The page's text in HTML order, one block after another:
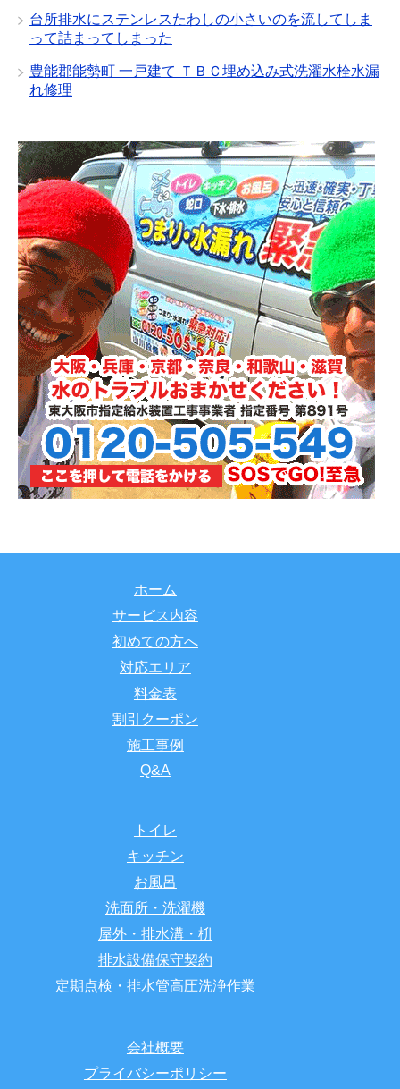
台所排水にステンレスたわしの小さいのを流してしま
って詰まってしまった
豊能郡能勢町 一戸建て ＴＢＣ埋め込み式洗濯水栓水漏
れ修理
ホーム
サービス内容
初めての方へ
対応エリア
料金表
割引クーポン
施工事例
Q&A
トイレ
キッチン
お風呂
洗面所・洗濯機
屋外・排水溝・枡
排水設備保守契約
定期点検・排水管高圧洗浄作業
会社概要
プライバシーポリシー